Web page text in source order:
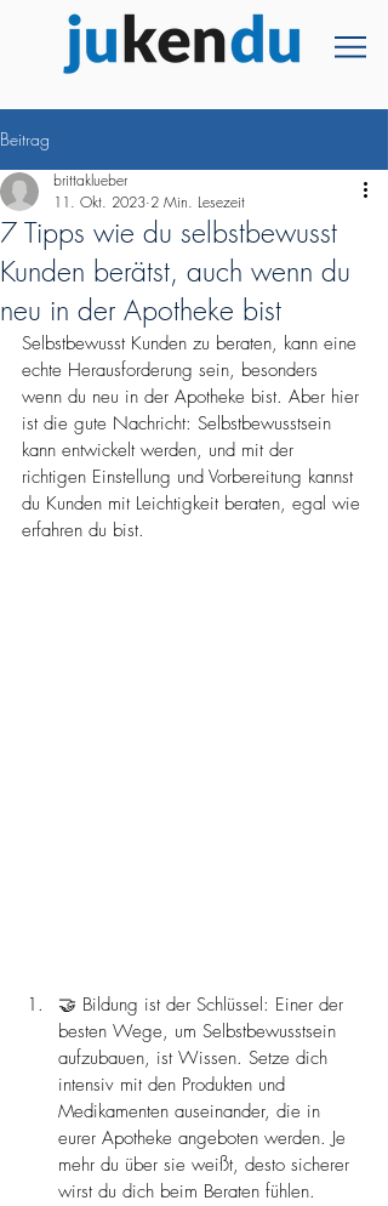
Beitrag
7 Tipps wie du selbstbewusst
Kunden berätst, auch wenn du
neu in der Apotheke bist
brittaklueber
11. Okt. 2023 2 Min. Lesezeit
Selbstbewusst Kunden zu beraten, kann eine
echte Herausforderung sein, besonders
wenn du neu in der Apotheke bist. Aber hier
ist die gute Nachricht: Selbstbewusstsein
kann entwickelt werden, und mit der
richtigen Einstellung und Vorbereitung kannst
du Kunden mit Leichtigkeit beraten, egal wie
erfahren du bist.
🤝 Bildung ist der Schlüssel: Einer der
besten Wege, um Selbstbewusstsein
aufzubauen, ist Wissen. Setze dich
intensiv mit den Produkten und
Medikamenten auseinander, die in
eurer Apotheke angeboten werden. Je
mehr du über sie weißt, desto sicherer
wirst du dich beim Beraten fühlen.